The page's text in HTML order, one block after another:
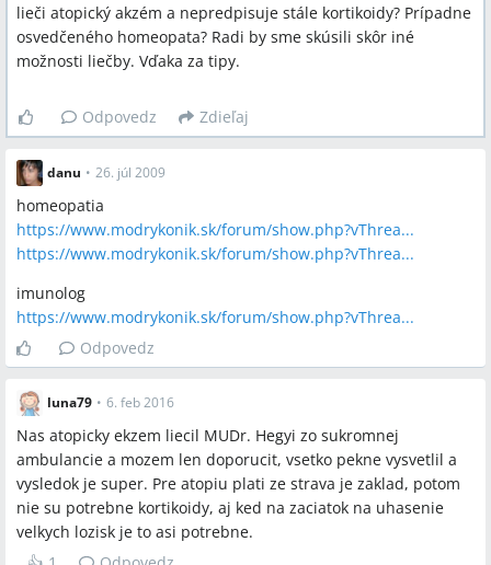
lieči atopický akzém a nepredpisuje stále kortikoidy? Prípadne
osvedčeného homeopata? Radi by sme skúsili skôr iné
možnosti liečby. Vďaka za tipy.
Odpovedz Zdieľaj
danu • 26. júl 2009
homeopatia
https://www.modrykonik.sk/forum/show.php?vThrea...
https://www.modrykonik.sk/forum/show.php?vThrea...
imunolog
https://www.modrykonik.sk/forum/show.php?vThrea...
Odpovedz
luna79 • 6. feb 2016
Nas atopicky ekzem liecil MUDr. Hegyi zo sukromnej
ambulancie a mozem len doporucit, vsetko pekne vysvetlil a
vysledok je super. Pre atopiu plati ze strava je zaklad, potom
nie su potrebne kortikoidy, aj ked na zaciatok na uhasenie
velkych lozisk je to asi potrebne.